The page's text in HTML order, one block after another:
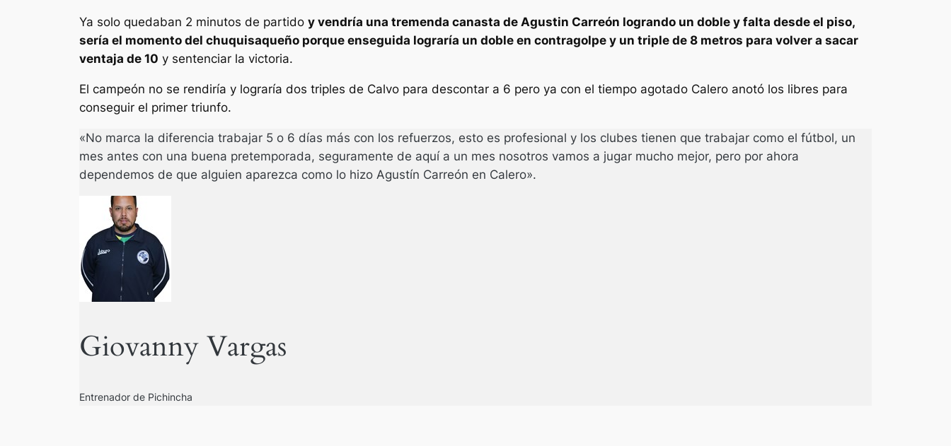
Ya solo quedaban 2 minutos de partido y vendría una tremenda canasta de Agustin Carreón logrando un doble y falta desde el piso,
sería el momento del chuquisaqueño porque enseguida lograría un doble en contragolpe y un triple de 8 metros para volver a sacar
ventaja de 10 y sentenciar la victoria.
El campeón no se rendiría y lograría dos triples de Calvo para descontar a 6 pero ya con el tiempo agotado Calero anotó los libres para
conseguir el primer triunfo.
«No marca la diferencia trabajar 5 o 6 días más con los refuerzos, esto es profesional y los clubes tienen que trabajar como el fútbol, un
mes antes con una buena pretemporada, seguramente de aquí a un mes nosotros vamos a jugar mucho mejor, pero por ahora
dependemos de que alguien aparezca como lo hizo Agustín Carreón en Calero».
Giovanny Vargas
Entrenador de Pichincha